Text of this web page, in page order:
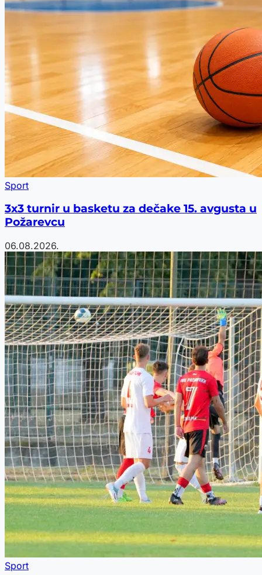
Sport
3x3 turnir u basketu za dečake 15. avgusta u
Požarevcu
06.08.2026.
Sport